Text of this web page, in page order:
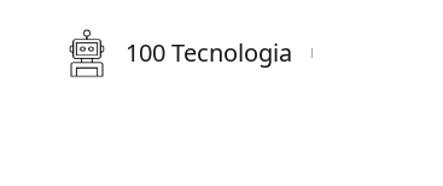
100 Tecnologia